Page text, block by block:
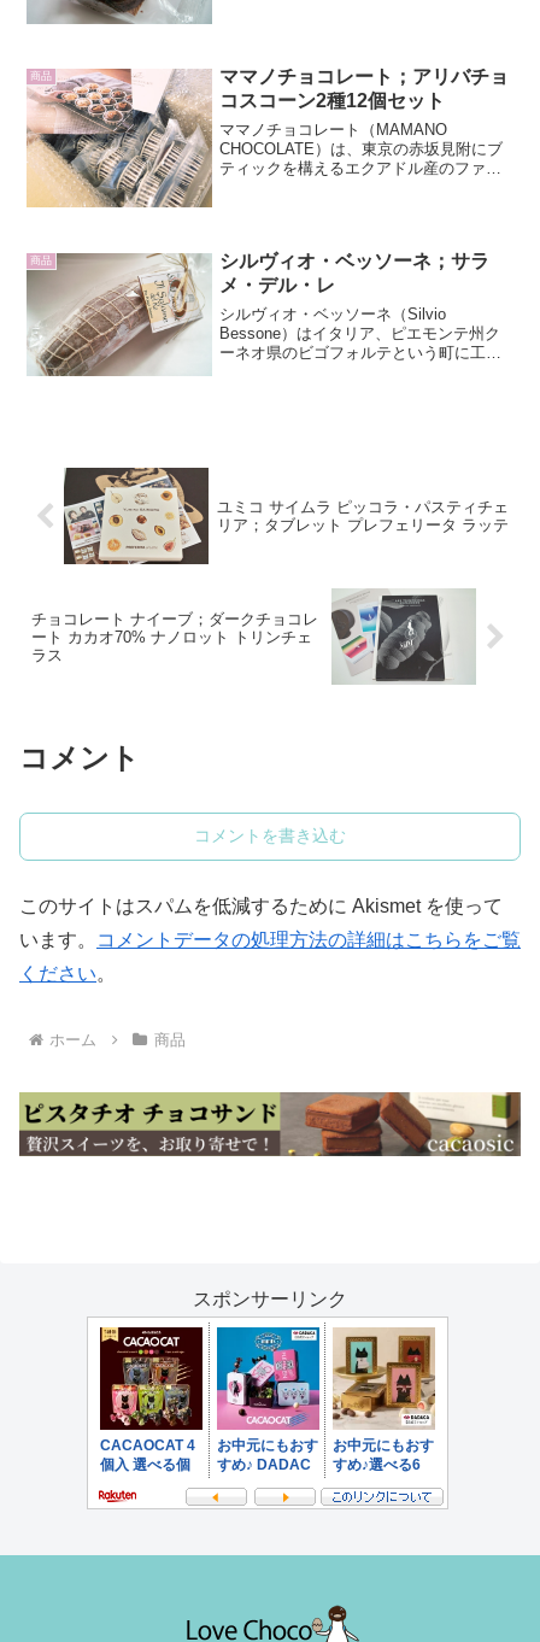
商品
ママノチョコレート；アリバチョ
コスコーン2種12個セット
ママノチョコレート（MAMANO
CHOCOLATE）は、東京の赤坂見附にブ
ティックを構えるエクアドル産のファイ
商品
シルヴィオ・ベッソーネ；サラ
メ・デル・レ
シルヴィオ・ベッソーネ（Silvio
Bessone）はイタリア、ピエモンテ州ク
ーネオ県のビゴフォルテという町に工房
ユミコ サイムラ ピッコラ・パスティチェ
リア；タブレット プレフェリータ ラッテ
チョコレート ナイーブ；ダークチョコレ
ート カカオ70% ナノロット トリンチェ
ラス
コメント
コメントを書き込む
このサイトはスパムを低減するために Akismet を使って
います。
コメントデータの処理方法の詳細はこちらをご覧
ください。
ホーム 商品
スポンサーリンク